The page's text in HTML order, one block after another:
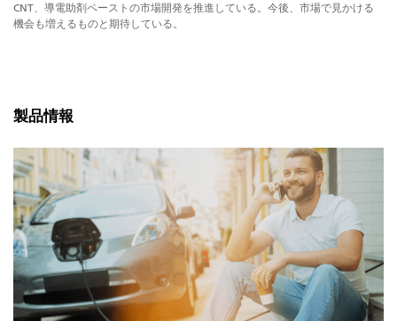
CNT、導電助剤ペーストの市場開発を推進している。今後、市場で見かける
機会も増えるものと期待している。
製品情報